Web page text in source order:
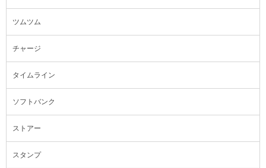
ツムツム
チャージ
タイムライン
ソフトバンク
ストアー
スタンプ